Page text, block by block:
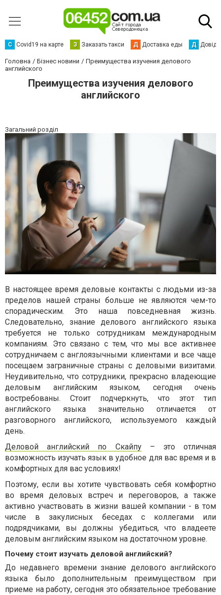
С Сovid19 на карте З Заказать такси Д Доставка еды Д
Головна Бізнес новини
Преимущества изучения делового
английского
Преимущества изучения делового
английского
Загальний розділ
В настоящее время деловые контакты с людьми из-за
пределов нашей страны больше не являются чем-то
спорадическим. Это наша повседневная жизнь.
Следовательно, знание делового английского языка
требуется не только сотрудникам международным
компаниям. Это связано с тем, что мы все активнее
сотрудничаем с англоязычными клиентами и все чаще
посещаем заграничные страны с деловыми визитами.
Неудивительно, что сотрудники, прекрасно владеющие
деловым английским языком, сегодня очень
востребованы. Стоит подчеркнуть, что этот тип
английского языка значительно отличается от
разговорного английского, используемого каждый
день.
Деловой английский по Cкайпу– это отличная
возможность изучать язык в удобное для вас время и в
комфортных для вас условиях!
Поэтому, если вы хотите чувствовать себя комфортно
во время деловых встреч и переговоров, а также
активно участвовать в жизни вашей компании - в том
числе в закулисных беседах с коллегами или
подрядчиками, вы должны убедиться, что владеете
деловым английским языком на достаточном уровне.
Почему стоит изучать деловой английский?
До недавнего времени знание делового английского
языка было дополнительным преимуществом при
приеме на работу, сегодня это обязательное требование